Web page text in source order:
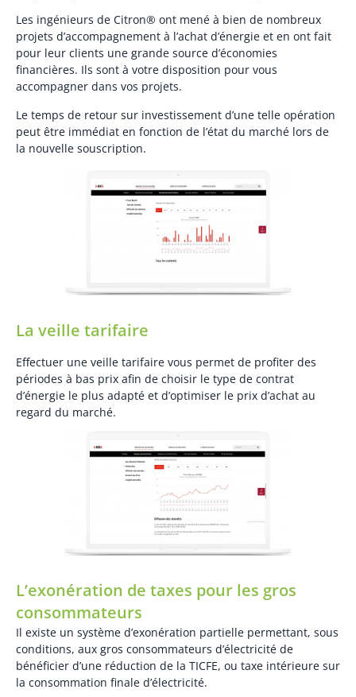
Les ingénieurs de Citron® ont mené à bien de nombreux
projets d’accompagnement à l’achat d’énergie et en ont fait
pour leur clients une grande source d’économies
financières. Ils sont à votre disposition pour vous
accompagner dans vos projets.
Le temps de retour sur investissement d’une telle opération
peut être immédiat en fonction de l’état du marché lors de
la nouvelle souscription.
La veille tarifaire
Effectuer une veille tarifaire vous permet de profiter des
périodes à bas prix afin de choisir le type de contrat
d’énergie le plus adapté et d’optimiser le prix d’achat au
regard du marché.
L’exonération de taxes pour les gros
consommateurs
Il existe un système d’exonération partielle permettant, sous
conditions, aux gros consommateurs d’électricité de
bénéficier d’une réduction de la TICFE, ou taxe intérieure sur
la consommation finale d’électricité.